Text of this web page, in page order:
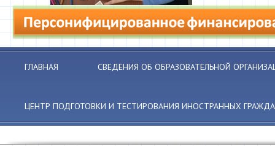
ГЛАВНАЯ СВЕДЕНИЯ ОБ ОБРАЗОВАТЕЛЬНОЙ
ЦЕНТР ПОДГОТОВКИ И ТЕСТИРОВАНИЯ ИНОСТРАННЫХ